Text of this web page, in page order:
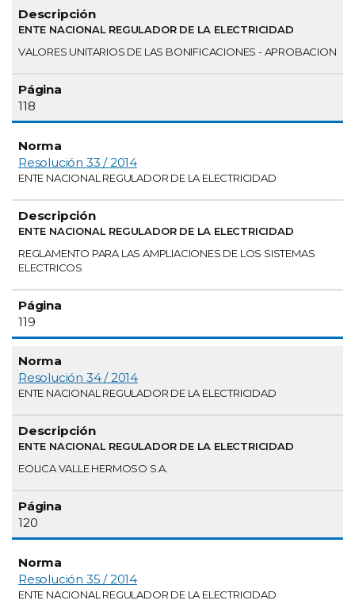
ENTE NACIONAL REGULADOR DE LA ELECTRICIDAD
VALORES UNITARIOS DE LAS BONIFICACIONES - APROBACION
118
Resolución 33 / 2014
ENTE NACIONAL REGULADOR DE LA ELECTRICIDAD
ENTE NACIONAL REGULADOR DE LA ELECTRICIDAD
REGLAMENTO PARA LAS AMPLIACIONES DE LOS SISTEMAS
ELECTRICOS
119
Resolución 34 / 2014
ENTE NACIONAL REGULADOR DE LA ELECTRICIDAD
ENTE NACIONAL REGULADOR DE LA ELECTRICIDAD
EOLICA VALLE HERMOSO S.A.
120
Resolución 35 / 2014
ENTE NACIONAL REGULADOR DE LA ELECTRICIDAD